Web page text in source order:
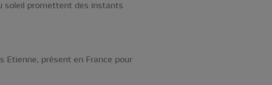
soleil promettent des instants
Etienne, présent en France pour